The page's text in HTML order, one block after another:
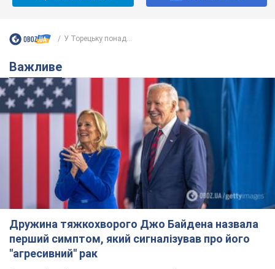
У Торецьку понад...
Важливе
Дружина тяжкохворого Джо Байдена назвала
перший симптом, який сигналізував про його
"агресивний" рак